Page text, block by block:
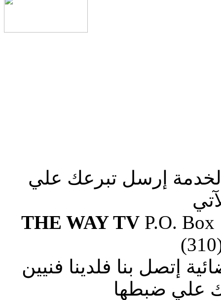
إرسل تبرعك علي
THE WAY TVP.O. Box
إتصل بنا فلدينا فنيين
علي ضبطها